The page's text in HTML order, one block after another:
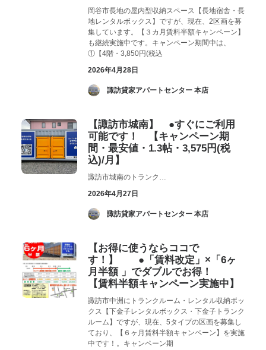
岡谷市長地の屋内型収納スペース【長地宿舎・長
地レンタルボックス】ですが、現在、2区画を募
集しています。【３カ月賃料半額キャンペーン】
も継続実施中です。キャンペーン期間中は、
①【4階・3,850円(税込
2026年4月28日
­ 諏訪貸家アパートセンター 本店
【諏訪市城南】 ●すぐにご利用
可能です！ 【キャンペーン期
間・最安値・1.3帖・3,575円(税
込)/月】
諏訪市城南のトランク…
2026年4月27日
­ 諏訪貸家アパートセンター 本店
【お得に使うならココで
す！】 ●「賃料改定」×「6ヶ
月半額 」でダブルでお得！
【賃料半額キャンペーン実施中】
諏訪市中洲にトランクルーム・レンタル収納ボッ
クス【下金子レンタルボックス・下金子トランク
ルーム】ですが、現在、5タイプの区画を募集し
ており、【６ヶ月賃料半額キャンペーン】を実施
中です！。キャンペーン期